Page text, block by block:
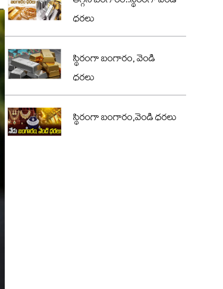
ధరలు
స్థిరంగా బంగారం, వెండి
ధరలు
స్థిరంగా బంగారం,వెండి ధరలు